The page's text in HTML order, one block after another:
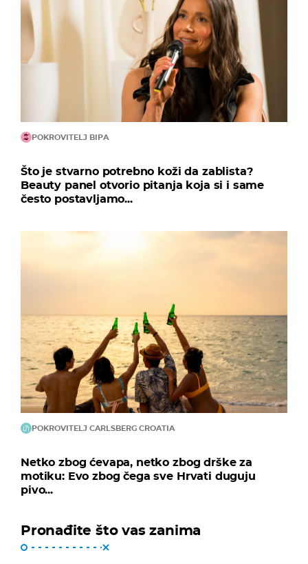
POKROVITELJ BIPA
Što je stvarno potrebno koži da zablista?
Beauty panel otvorio pitanja koja si i same
često postavljamo...
POKROVITELJ CARLSBERG CROATIA
Netko zbog ćevapa, netko zbog drške za
motiku: Evo zbog čega sve Hrvati duguju
pivo...
Pronađite što vas zanima